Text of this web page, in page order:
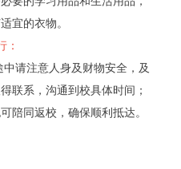
宜的衣物。
：
中请注意人身及财物安全，及
联系，沟通到校具体时间；
陪同返校，确保顺利抵达。